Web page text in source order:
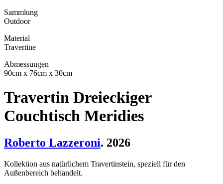
Sammlung
Outdoor
Material
Travertine
Abmessungen
90cm x 76cm x 30cm
Travertin Dreieckiger
Couchtisch Meridies
Roberto Lazzeroni. 2026
Kollektion aus natürlichem Travertinstein, speziell für den
Außenbereich behandelt.